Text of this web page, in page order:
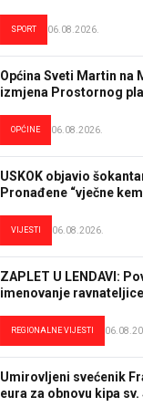
SPORT 06.08.2026.
Općina Sveti Martin
izmjena Prostornog
OPĆINE 06.08.2026.
USKOK objavio
Pronađene “vječne
VIJESTI 06.08.2026.
ZAPLET U LENDAVI:
imenovanje
REGIONALNE VIJESTI
Umirovljeni svećenik
eura za obnovu kipa